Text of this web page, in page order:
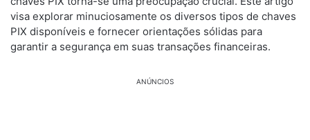
visa explorar minuciosamente os diversos tipos de chaves
PIX disponíveis e fornecer orientações sólidas para
garantir a segurança em suas transações financeiras.
ANÚNCIOS